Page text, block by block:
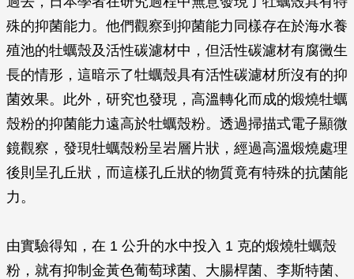
殊的抑菌能力。他們觀察到抑菌能力同樣存在於海水養
殖池的牡蠣殼及活性碳濾材中，但活性碳濾材有腐黴生
長的情形，這暗示了牡蠣殼具有活性碳濾材所沒有的抑
菌效果。此外，研究也發現，高溫轉化而成的煅燒牡蠣
殼粉的抑菌能力遠高於牡蠣殼粉。透過掃描式電子顯微
鏡觀察，發現牡蠣殼粉呈岩層片狀，經過高溫煅燒處理
後則呈孔丘狀，而這樣孔丘狀的物質竟有特殊的抗菌能
力。
由實驗得知，在 1 公升的水中投入 1 克的煅燒牡蠣殼
粉，就有抑制金黃色葡萄球菌、大腸桿菌、李斯特菌、